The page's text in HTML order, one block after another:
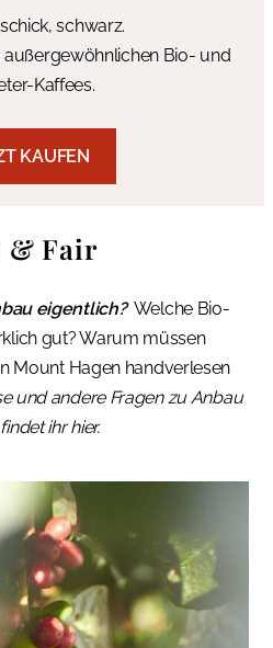
schwarz.
außergewöhnlichen Bio- und
Kaffees.
KAUFEN
& Fair
eigentlich?Welche Bio-
gut? Warum müssen
Mount Hagen handverlesen
und andere Fragen zu Anbau
ihr hier.